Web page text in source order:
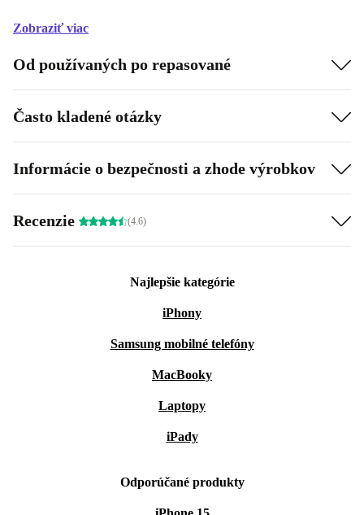
Zobraziť viac
Od používaných po repasované
Často kladené otázky
Informácie o bezpečnosti a zhode výrobkov
Recenzie (4.6)
Najlepšie kategórie
iPhony
Samsung mobilné telefóny
MacBooky
Laptopy
iPady
Odporúčané produkty